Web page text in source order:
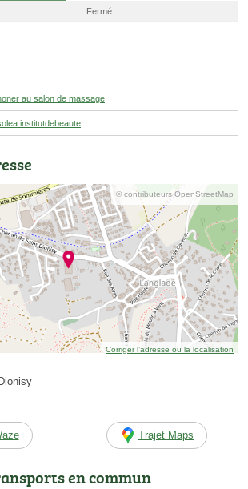
Fermé
au salon de massage
© contributeurs OpenStreetMap
Corriger l’adresse ou la localisation
Trajet Maps
en commun